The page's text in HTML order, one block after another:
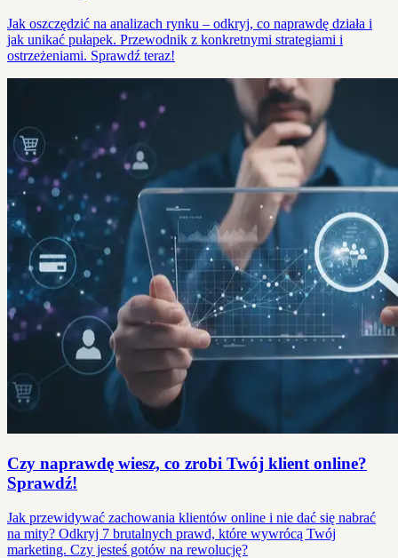
Jak oszczędzić na analizach rynku – odkryj, co naprawdę działa i
jak unikać pułapek. Przewodnik z konkretnymi strategiami i
ostrzeżeniami. Sprawdź teraz!
Czy naprawdę wiesz, co zrobi Twój klient online?
Sprawdź!
Jak przewidywać zachowania klientów online i nie dać się nabrać
na mity? Odkryj 7 brutalnych prawd, które wywrócą Twój
marketing. Czy jesteś gotów na rewolucję?